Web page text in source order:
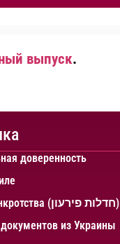
выпуск.
доверенность
Процедура банкротства (חדלות פירעון)
из Украины